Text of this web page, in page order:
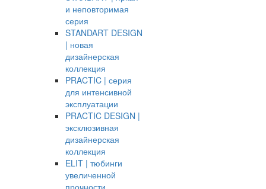
и неповторимая
серия
STANDART DESIGN
| новая
дизайнерская
коллекция
PRACTIC | серия
для интенсивной
эксплуатации
PRACTIC DESIGN |
эксклюзивная
дизайнерская
коллекция
ELIT | тюбинги
увеличенной
прочности